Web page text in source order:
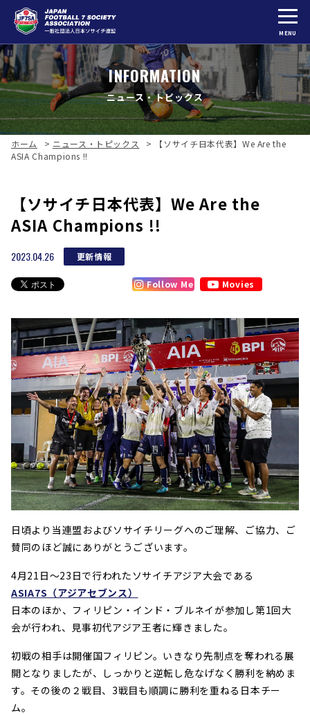
MENU
INFORMATION
ニュース・トピックス
ホーム > ニュース・トピックス >
【ソサイチ日本代表】We Are the
ASIA Champions !!
【ソサイチ日本代表】We Are the
ASIA Champions !!
2023.04.26 更新情報
Follow Me Movies
日頃より当連盟およびソサイチリーグへのご理解、ご協力、ご
賛同のほど誠にありがとうございます。
4月21日〜23日で行われたソサイチアジア大会である
ASIA7S（アジアセブンス）
日本のほか、フィリピン・インド・ブルネイが参加し第1回大
会が行われ、見事初代アジア王者に輝きました。
初戦の相手は開催国フィリピン。いきなり先制点を奪われる展
開となりましたが、しっかりと逆転し危なげなく勝利を納めま
す。その後の２戦目、3戦目も順調に勝利を重ねる日本チー
ム。